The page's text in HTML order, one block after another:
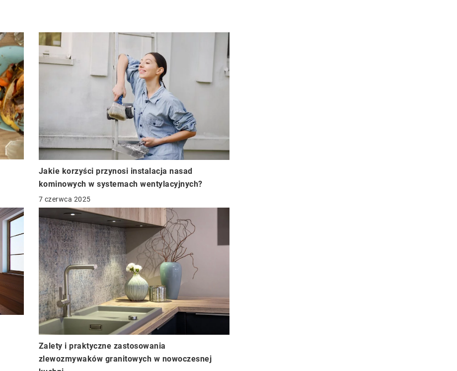
Jakie korzyści przynosi instalacja nasad
kominowych w systemach wentylacyjnych?
7 czerwca 2025
Zalety i praktyczne zastosowania
zlewozmywaków granitowych w nowoczesnej